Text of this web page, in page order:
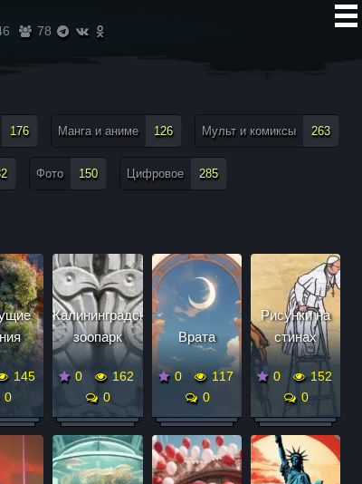
78
176 Манга и аниме 126 Мульт и комиксы 263
Фото 150 Цифровое 285
145
0
Калининградский
зоопарк
0
162
0
Врата
0
117
0
Рисунки на
стинах
0
152
0